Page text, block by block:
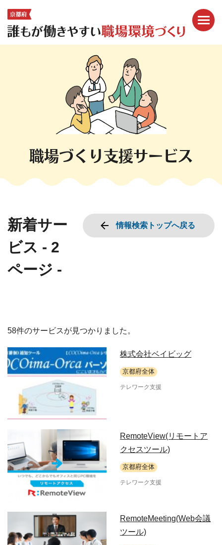
メニ
職場づくり支援サービス
新着サー
ビス - 2
ページ -
情報検索トップへ戻る
58件のサービスが見つかりました。
株式会社ベイビッグ
京都府全体
テレワーク支援
RemoteView(リモートア
クセスツール)
京都府全体
テレワーク支援
RemoteMeeting(Web会議
ツール)